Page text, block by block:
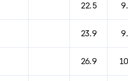
22.5
23.9
26.9